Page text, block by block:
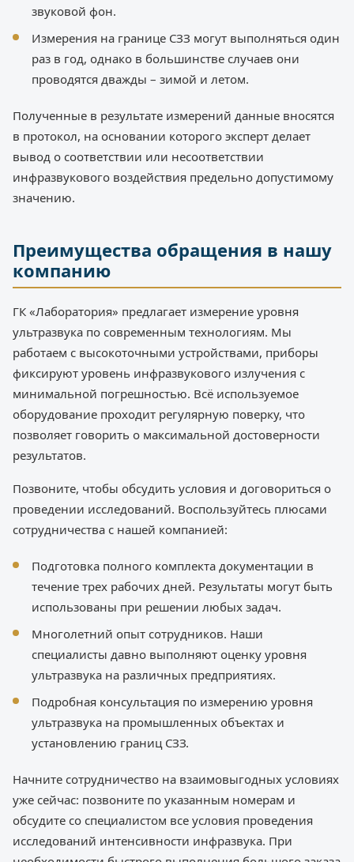
звуковой фон.
Измерения на границе СЗЗ могут выполняться один
раз в год, однако в большинстве случаев они
проводятся дважды – зимой и летом.
Полученные в результате измерений данные вносятся
в протокол, на основании которого эксперт делает
вывод о соответствии или несоответствии
инфразвукового воздействия предельно допустимому
значению.
Преимущества обращения в нашу
компанию
ГК «Лаборатория» предлагает измерение уровня
ультразвука по современным технологиям. Мы
работаем с высокоточными устройствами, приборы
фиксируют уровень инфразвукового излучения с
минимальной погрешностью. Всё используемое
оборудование проходит регулярную поверку, что
позволяет говорить о максимальной достоверности
результатов.
Позвоните, чтобы обсудить условия и договориться о
проведении исследований. Воспользуйтесь плюсами
сотрудничества с нашей компанией:
Подготовка полного комплекта документации в
течение трех рабочих дней. Результаты могут быть
использованы при решении любых задач.
Многолетний опыт сотрудников. Наши
специалисты давно выполняют оценку уровня
ультразвука на различных предприятиях.
Подробная консультация по измерению уровня
ультразвука на промышленных объектах и
установлению границ СЗЗ.
Начните сотрудничество на взаимовыгодных условиях
уже сейчас: позвоните по указанным номерам и
обсудите со специалистом все условия проведения
исследований интенсивности инфразвука. При